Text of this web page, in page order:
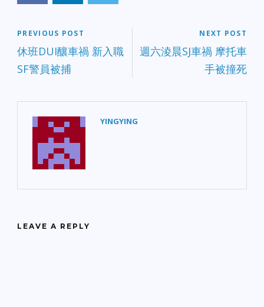
PREVIOUS POST
休班DUI釀車禍 新入職
SF警員被捕
NEXT POST
週六淩晨SJ車禍 摩托車
手被撞死
YINGYING
LEAVE A REPLY